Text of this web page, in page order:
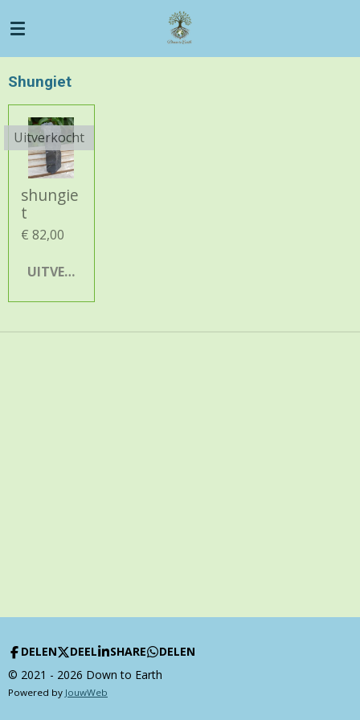
direct
naar
de
hoofdinhoud
Shungiet
Uitverkocht
shungie
t
€ 82,00
UITVERKOCHT
DELEN DEEL SHARE
DELEN
© 2021 - 2026 Down to Earth
Powered by JouwWeb